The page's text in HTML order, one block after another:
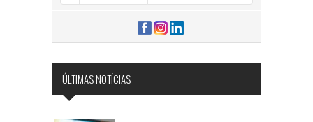
ÚLTIMAS NOTÍCIAS